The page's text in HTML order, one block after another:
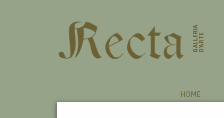
GALLERIAD'ARTE
HOME